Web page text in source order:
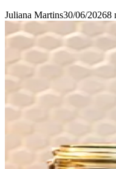
Juliana Martins30/06/20268